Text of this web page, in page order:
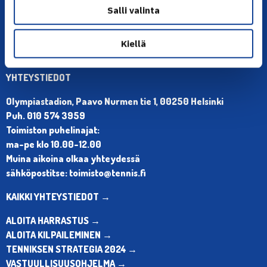
Salli valinta
Kiellä
YHTEYSTIEDOT
Olympiastadion, Paavo Nurmen tie 1, 00250 Helsinki
Puh. 010 574 3959
Toimiston puhelinajat:
ma-pe klo 10.00-12.00
Muina aikoina olkaa yhteydessä
sähköpostitse: toimisto@tennis.fi
KAIKKI YHTEYSTIEDOT →
ALOITA HARRASTUS →
ALOITA KILPAILEMINEN →
TENNIKSEN STRATEGIA 2024 →
VASTUULLISUUSOHJELMA →